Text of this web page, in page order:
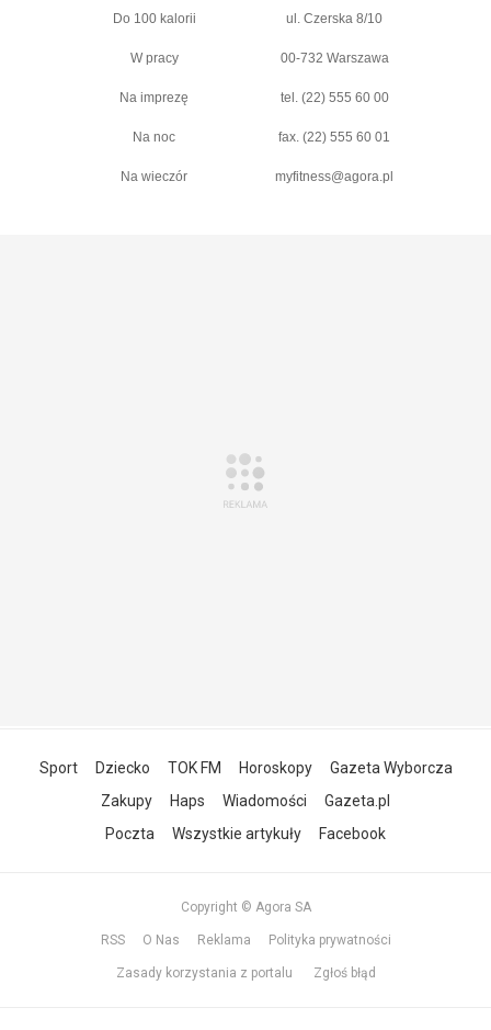
Do 100 kalorii
W pracy
Na imprezę
Na noc
Na wieczór
ul. Czerska 8/10
00-732 Warszawa
tel. (22) 555 60 00
fax. (22) 555 60 01
myfitness@agora.pl
Sport Dziecko TOK FM Horoskopy
Gazeta Wyborcza
Zakupy
Haps Wiadomości
Gazeta.pl
Poczta
Wszystkie artykuły Facebook
Copyright © Agora SA
RSS O Nas Reklama Polityka prywatności
Zasady korzystania z portalu Zgłoś błąd